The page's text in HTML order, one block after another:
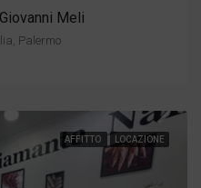
Meli
Palermo
AFFITTO LOCAZIONE